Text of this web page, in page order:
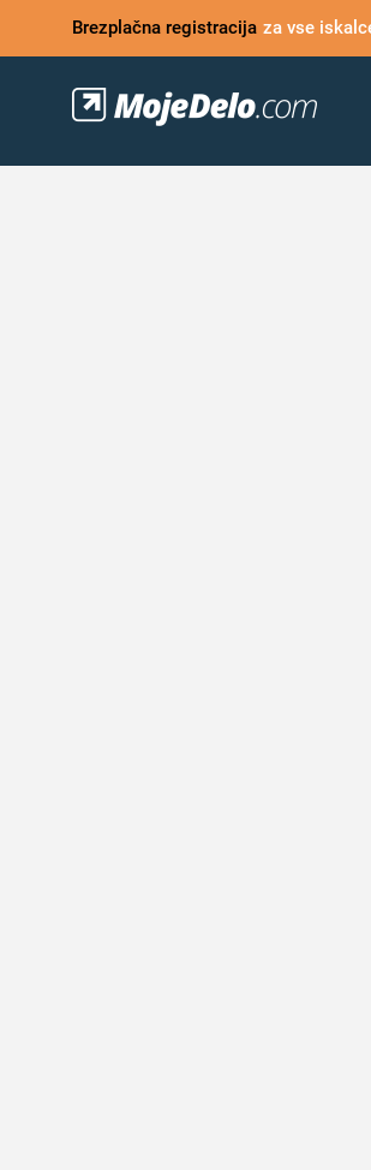
Brezplačna registracija za vse